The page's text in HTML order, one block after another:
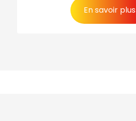
En savoir plus